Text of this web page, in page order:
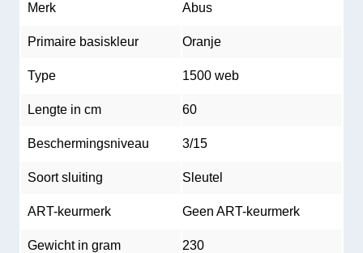
Merk Abus
Primaire basiskleur Oranje
Type 1500 web
Lengte in cm 60
Beschermingsniveau 3/15
Soort sluiting Sleutel
ART-keurmerk Geen ART-keurmerk
Gewicht in gram 230